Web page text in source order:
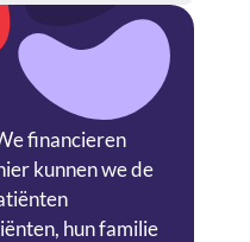
financieren
kunnen we de
hun familie